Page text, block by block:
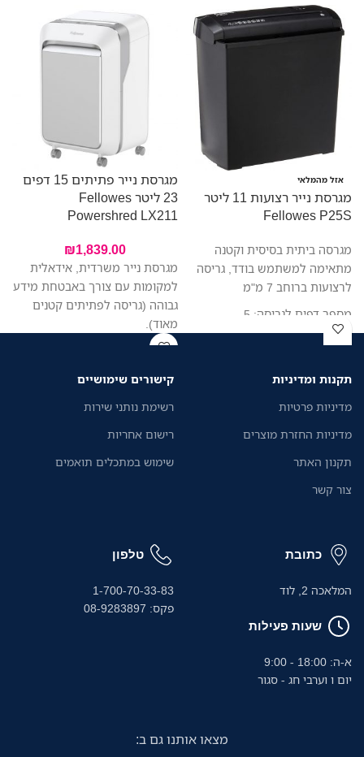
אזל מהמלאי
מגרסת נייר רצועות 11 ליטר
Fellowes P25S
מגרסה ביתית בסיסית וקטנה
מתאימה למשתמש בודד, גריסה
לרצועות ברוחב 7 מ"מ
מספר דפים לגריסה: 5
כמות דפים מומלצת ליום: 20
נפח מיכל: 11 ליטר
עוצמת מנוע138w :
מגרסת נייר פתיתים 15 דפים
23 ליטר Fellowes
Powershred LX211
₪1,839.00
מגרסת נייר משרדית, אידאלית
למקומות עם צורך באבטחת מידע
גבוהה (גריסה לפתיתים קטנים
מאוד).
תקנות ומדיניות
מדיניות פרטיות
מדיניות החזרת מוצרים
תקנון האתר
צור קשר
קישורים שימושיים
רשימת נותני שירות
רישום אחריות
שימוש במתכלים תואמים
כתובת
המלאכה 2, לוד
שעות פעילות
א-ה: 18:00 - 9:00
יום ו וערבי חג - סגור
טלפון
1-700-70-33-83
פקס: 08-9283897
מצאו אותנו גם ב: